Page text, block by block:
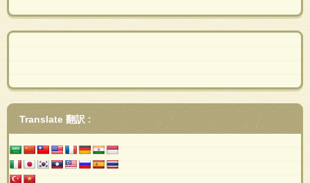
Translate 翻訳 :